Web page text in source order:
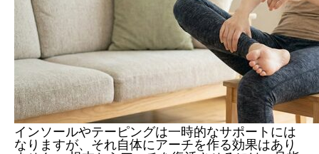
インソールやテーピングは一時的なサポートには
なりますが、それ自体にアーチを作る効果はあり